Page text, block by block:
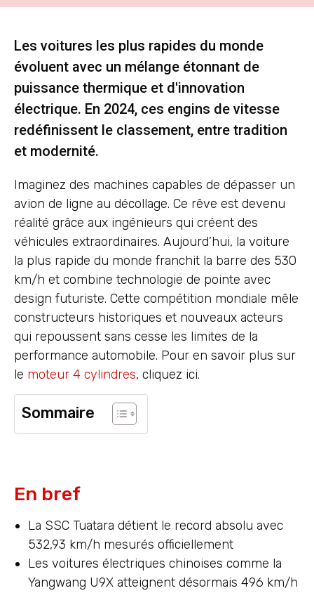
Les voitures les plus rapides du monde
évoluent avec un mélange étonnant de
puissance thermique et d'innovation
électrique. En 2024, ces engins de vitesse
redéfinissent le classement, entre tradition
et modernité.
Imaginez des machines capables de dépasser un
avion de ligne au décollage. Ce rêve est devenu
réalité grâce aux ingénieurs qui créent des
véhicules extraordinaires. Aujourd’hui, la voiture
la plus rapide du monde franchit la barre des 530
km/h et combine technologie de pointe avec
design futuriste. Cette compétition mondiale mêle
constructeurs historiques et nouveaux acteurs
qui repoussent sans cesse les limites de la
performance automobile. Pour en savoir plus sur
le moteur 4 cylindres, cliquez ici.
Sommaire
En bref
La SSC Tuatara détient le record absolu avec
532,93 km/h mesurés officiellement
Les voitures électriques chinoises comme la
Yangwang U9X atteignent désormais 496 km/h